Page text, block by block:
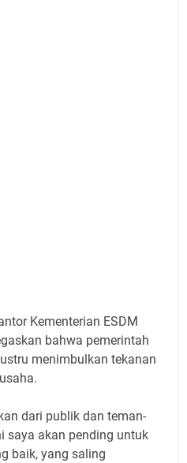
Kementerian ESDM
bahwa pemerintah
menimbulkan tekanan
dari publik dan teman-
saya akan pending untuk
baik, yang saling